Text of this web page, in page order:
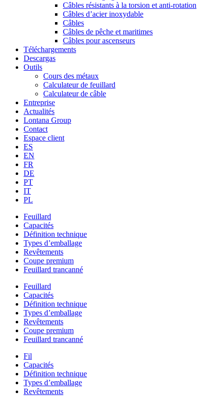
Câbles résistants à la torsion et anti-rotation
Câbles d’acier inoxydable
Câbles
Câbles de pêche et maritimes
Câbles pour ascenseurs
Téléchargements
Descargas
Outils
Cours des métaux
Calculateur de feuillard
Calculateur de câble
Entreprise
Actualités
Lontana Group
Contact
Espace client
ES
EN
FR
DE
PT
IT
PL
Feuillard
Capacités
Définition technique
Types d’emballage
Revêtements
Coupe premium
Feuillard trancanné
Feuillard
Capacités
Définition technique
Types d’emballage
Revêtements
Coupe premium
Feuillard trancanné
Fil
Capacités
Définition technique
Types d’emballage
Revêtements